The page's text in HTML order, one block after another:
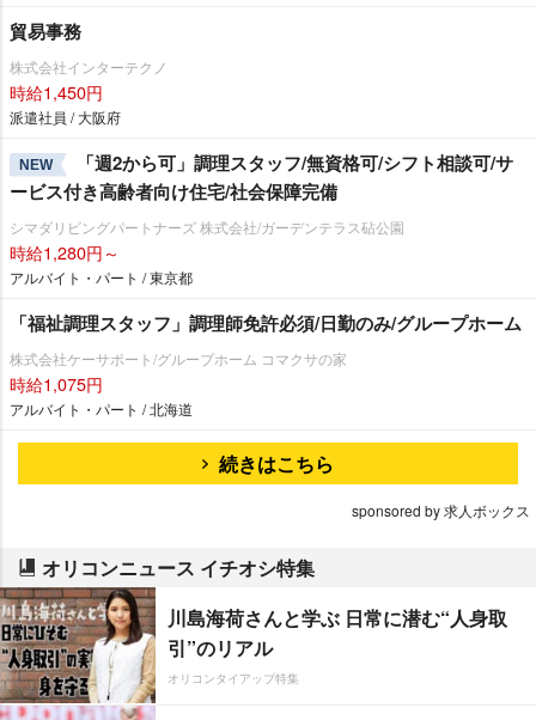
貿易事務
株式会社インターテクノ
時給1,450円
派遣社員 / 大阪府
NEW
「週2から可」調理スタッフ/無資格可/シフト相談可/サ
ービス付き高齢者向け住宅/社会保障完備
シマダリビングパートナーズ 株式会社/ガーデンテラス砧公園
時給1,280円～
アルバイト・パート / 東京都
「福祉調理スタッフ」調理師免許必須/日勤のみ/グループホーム
株式会社ケーサポート/グループホーム コマクサの家
時給1,075円
アルバイト・パート / 北海道
続きはこちら
sponsored by 求人ボックス
オリコンニュース イチオシ特集
川島海荷さんと学ぶ 日常に潜む“人身取
引”のリアル
オリコンタイアップ特集